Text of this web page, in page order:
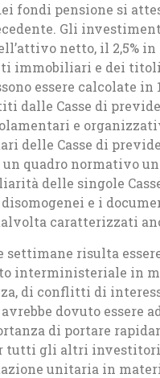
fondi pensione si
Gli
netto, il 2,5%
immobiliari e dei titoli
essere calcolate in
dalle Casse di
e
delle Casse di
un quadro normativo
delle singole
disomogenei e i
caratterizzati
settimane risulta
interministeriale in
di conflitti di
dovuto essere
di portare
tutti gli altri investitori
unitaria in